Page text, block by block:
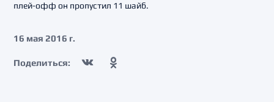
плей-офф он пропустил 11 шайб.
16 мая 2016 г.
Поделиться: